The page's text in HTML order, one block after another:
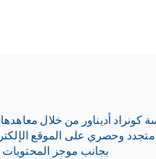
أديناور من خلال معاهدها
بجانب موجز المحتويات